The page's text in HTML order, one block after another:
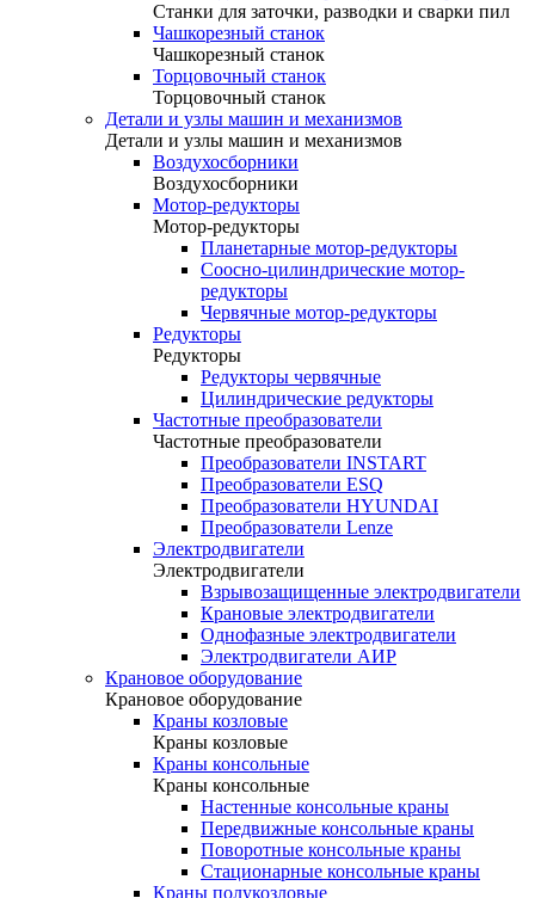
Станки для заточки, разводки и сварки пил
Чашкорезный станок
Чашкорезный станок
Торцовочный станок
Торцовочный станок
Детали и узлы машин и механизмов
Детали и узлы машин и механизмов
Воздухосборники
Воздухосборники
Мотор-редукторы
Мотор-редукторы
Планетарные мотор-редукторы
Соосно-цилиндрические мотор-
редукторы
Червячные мотор-редукторы
Редукторы
Редукторы
Редукторы червячные
Цилиндрические редукторы
Частотные преобразователи
Частотные преобразователи
Преобразователи INSTART
Преобразователи ESQ
Преобразователи HYUNDAI
Преобразователи Lenze
Электродвигатели
Электродвигатели
Взрывозащищенные электродвигатели
Крановые электродвигатели
Однофазные электродвигатели
Электродвигатели АИР
Крановое оборудование
Крановое оборудование
Краны козловые
Краны козловые
Краны консольные
Краны консольные
Настенные консольные краны
Передвижные консольные краны
Поворотные консольные краны
Стационарные консольные краны
Краны полукозловые